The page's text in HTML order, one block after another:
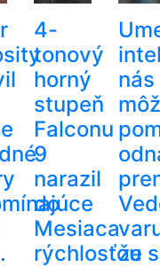
4-
tonový
horný
stupeň
Falconu
9
narazil
do
Mesiaca
rýchlosťou
nás
že